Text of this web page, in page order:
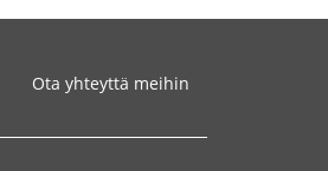
Ota yhteyttä meihin